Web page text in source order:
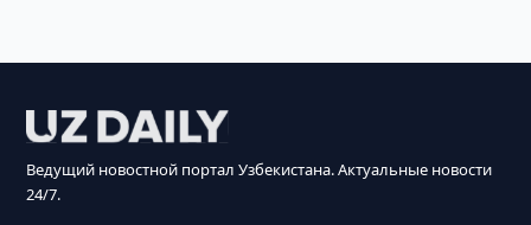
Ведущий новостной портал Узбекистана. Актуальные новости
24/7.